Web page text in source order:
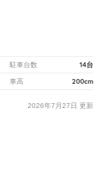
駐車台数 14台
車高 200cm
2026年7月27日 更新